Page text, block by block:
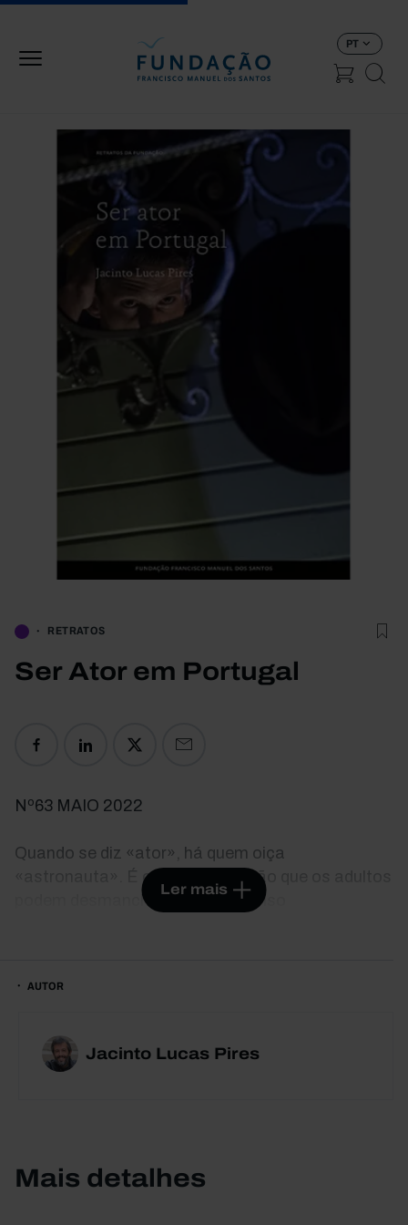
PT
RETRATOS
Ser Ator em Portugal
Nº63 MAIO 2022
Quando se diz «ator», há quem oiça
«astronauta». É o tipo de vocação que os adultos
podem desmanchar com um sorriso
estabilidade, horizonte mínimo. Mas ser ator é,
aceitar a sala de ensaios como um campo de
batalha onde tudo pode acontecer, subir ao palco,
vida dos atores em Portugal. Foi composto a
Ler mais
AUTOR
Jacinto Lucas Pires
Mais detalhes